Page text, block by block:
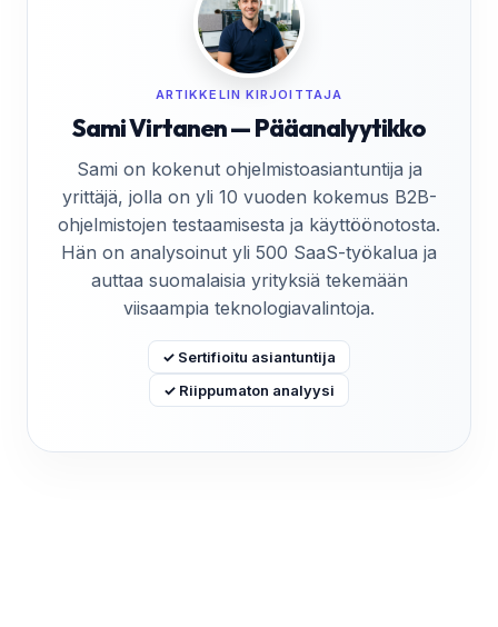
ARTIKKELIN KIRJOITTAJA
Sami Virtanen — Pääanalyytikko
Sami on kokenut ohjelmistoasiantuntija ja
yrittäjä, jolla on yli 10 vuoden kokemus B2B-
ohjelmistojen testaamisesta ja käyttöönotosta.
Hän on analysoinut yli 500 SaaS-työkalua ja
auttaa suomalaisia yrityksiä tekemään
viisaampia teknologiavalintoja.
✓ Sertifioitu asiantuntija
✓ Riippumaton analyysi